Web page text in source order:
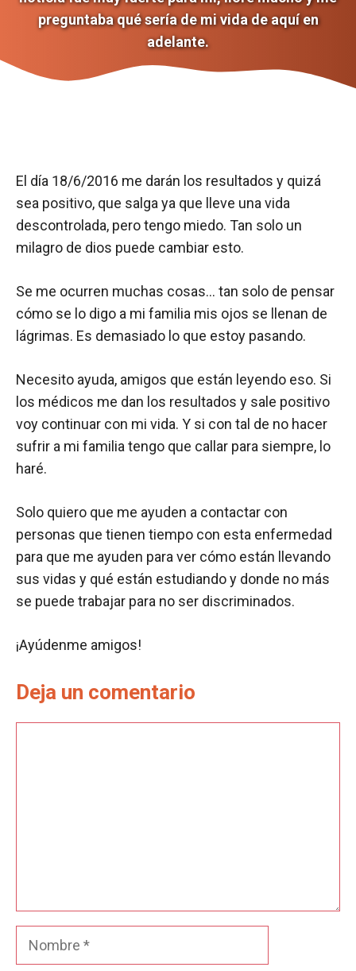
preguntaba qué sería de mi vida de aquí en
adelante.
El día 18/6/2016 me darán los resultados y quizá
sea positivo, que salga ya que lleve una vida
descontrolada, pero tengo miedo. Tan solo un
milagro de dios puede cambiar esto.
Se me ocurren muchas cosas… tan solo de pensar
cómo se lo digo a mi familia mis ojos se llenan de
lágrimas. Es demasiado lo que estoy pasando.
Necesito ayuda, amigos que están leyendo eso. Si
los médicos me dan los resultados y sale positivo
voy continuar con mi vida. Y si con tal de no hacer
sufrir a mi familia tengo que callar para siempre, lo
haré.
Solo quiero que me ayuden a contactar con
personas que tienen tiempo con esta enfermedad
para que me ayuden para ver cómo están llevando
sus vidas y qué están estudiando y donde no más
se puede trabajar para no ser discriminados.
¡Ayúdenme amigos!
Deja un comentario
Nombre